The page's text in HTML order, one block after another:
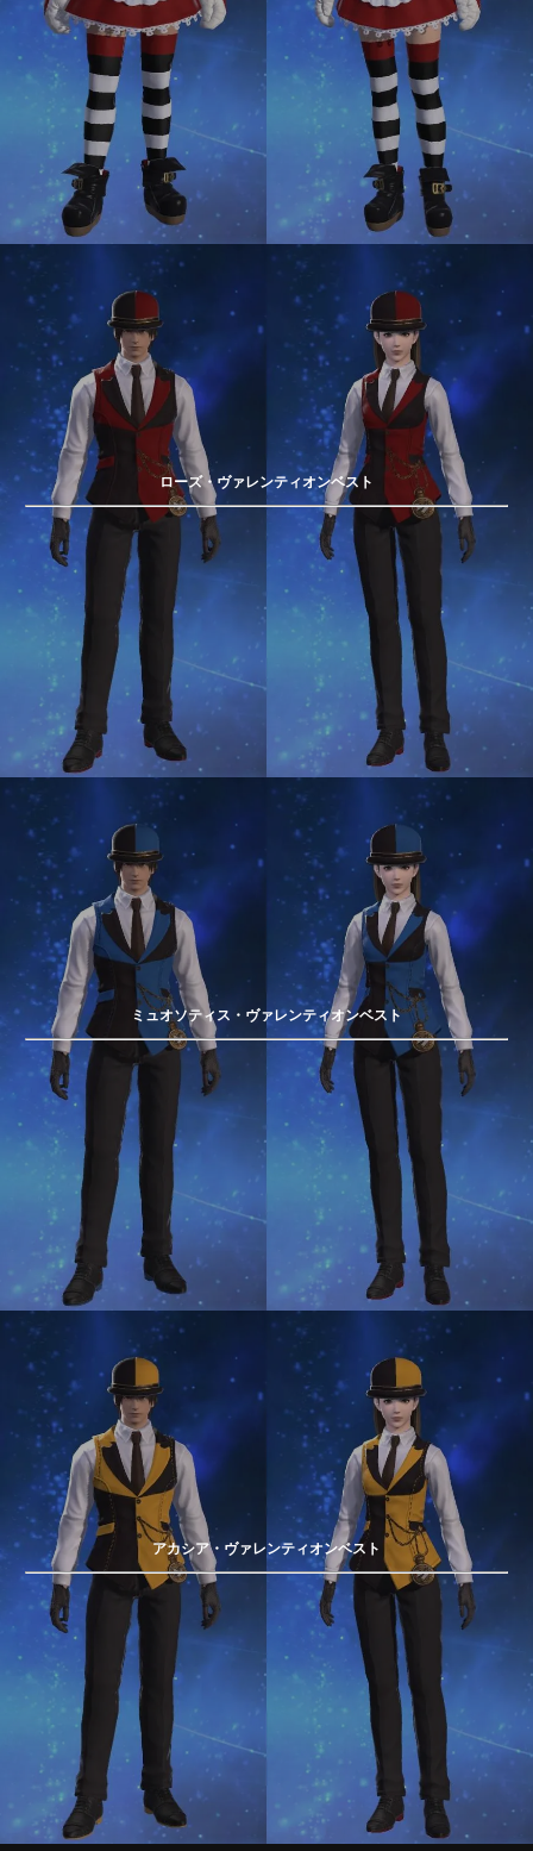
ローズ・ヴァレンティオンベスト
ミュオソティス・ヴァレンティオンベスト
アカシア・ヴァレンティオンベスト